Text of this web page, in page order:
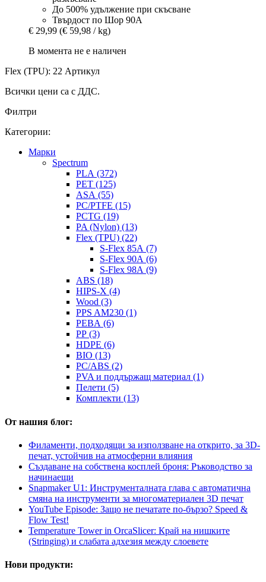
До 500% удължение при скъсване
Твърдост по Шор 90А
€ 29,99 (€ 59,98 / kg)
В момента не е наличен
Flex (TPU): 22 Артикул
Всички цени са с ДДС.
Филтри
Категории:
Mарки
Spectrum
PLA (372)
PET (125)
ASA (55)
PC/PTFE (15)
PCTG (19)
PA (Nylon) (13)
Flex (TPU) (22)
S-Flex 85A (7)
S-Flex 90A (6)
S-Flex 98A (9)
ABS (18)
HIPS-X (4)
Wood (3)
PPS AM230 (1)
PEBA (6)
PP (3)
HDPE (6)
BIO (13)
PC/ABS (2)
PVA и поддържащ материал (1)
Пелети (5)
Комплекти (13)
От нашия блог:
Филаменти, подходящи за използване на открито, за 3D-
печат, устойчив на атмосферни влияния
Създаване на собствена косплей броня: Ръководство за
начинаещи
Snapmaker U1: Инструменталната глава с автоматична
смяна на инструменти за многоматериален 3D печат
YouTube Episode: Защо не печатате по-бързо? Speed &
Flow Test!
Temperature Tower in OrcaSlicer: Край на нишките
(Stringing) и слабата адхезия между слоевете
Нови продукти: